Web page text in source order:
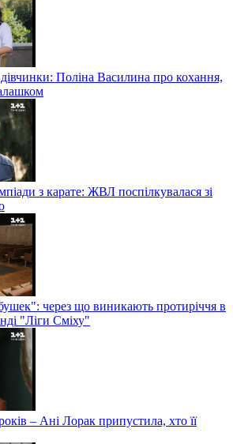
Поліна Василина про кохання,
з карате: ЖВЛ поспілкувалася зі
через що виникають протиріччя в
"Ліги Сміху"
– Ані Лорак припустила, хто її